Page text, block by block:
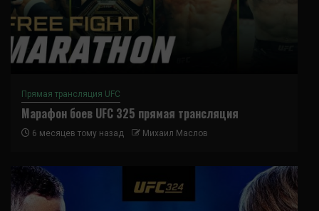
Прямая трансляция UFC
Марафон боев UFC 325 прямая трансляция
6 месяцев тому назад Михаил Маслов